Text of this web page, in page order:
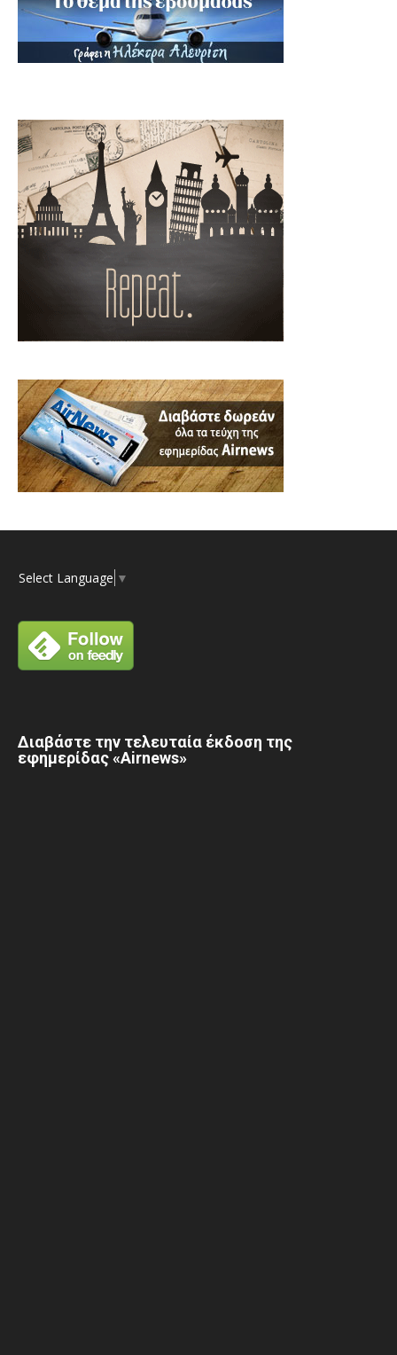
Select Language ▼
Διαβάστε την τελευταία έκδοση της
εφημερίδας «Airnews»